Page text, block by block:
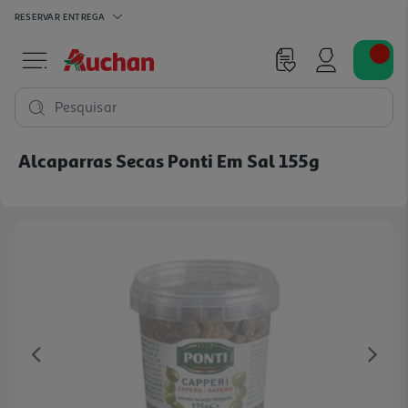
RESERVAR ENTREGA
Pesquisar
Alcaparras Secas Ponti Em Sal 155g
Previous